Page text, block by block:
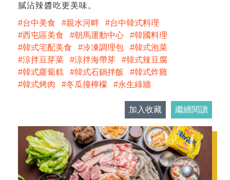
膩沾辣醬吃更美味。
台中美食
親水河畔
台中韓式料理
西屯區美食
朝馬運動中心
韓國料理
韓式宅配美食
冷凍調理包
韓式泡菜
涼拌豆芽菜
涼拌海帶芽
韓式辣豆腐
韓式蘿蔔糕
韓式石鍋拌飯
韓式炸雞
韓式烤肉
冬瓜撞檸檬 永生綠牆
加入收藏 繼續閱讀